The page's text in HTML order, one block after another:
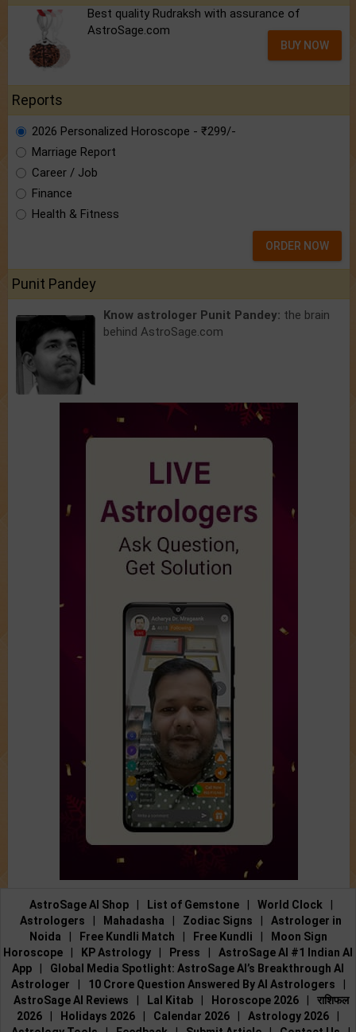
Best quality Rudraksh with assurance of
AstroSage.com
BUY NOW
Reports
2026 Personalized Horoscope - ₹299/-
Marriage Report
Career / Job
Finance
Health & Fitness
ORDER NOW
Punit Pandey
Know astrologer Punit Pandey: the brain
behind AstroSage.com
AstroSage AI Shop List of Gemstone World Clock
Astrologers
Mahadasha Zodiac Signs
Astrologer in
Noida
Free Kundli Match Free Kundli
Moon Sign
Horoscope
KP Astrology Press
AstroSage AI #1 Indian AI
App
Global Media Spotlight: AstroSage AI’s Breakthrough AI
Astrologer
10 Crore Question Answered By AI Astrologers
AstroSage AI Reviews
Lal Kitab Horoscope 2026
राशिफल
2026
Holidays 2026 Calendar 2026 Astrology 2026